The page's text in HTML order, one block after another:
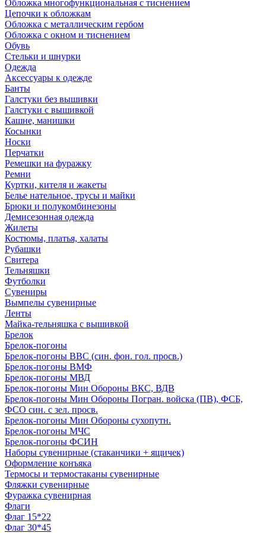
Обложка многофункциональная с тиснением
Цепочки к обложкам
Обложка с металлическим гербом
Обложка с окном и тиснением
Обувь
Стельки и шнурки
Одежда
Аксессуары к одежде
Банты
Галстуки без вышивки
Галстуки с вышивкой
Кашне, манишки
Косынки
Носки
Перчатки
Ремешки на фуражку
Ремни
Куртки, кителя и жакеты
Белье нательное, трусы и майки
Брюки и полукомбинезоны
Демисезонная одежда
Жилеты
Костюмы, платья, халаты
Рубашки
Свитера
Тельняшки
Футболки
Сувениры
Вымпелы сувенирные
Ленты
Майка-тельняшка с вышивкой
Брелок
Брелок-погоны
Брелок-погоны ВВС (син. фон. гол. просв.)
Брелок-погоны ВМФ
Брелок-погоны МВД
Брелок-погоны Мин Обороны ВКС, ВДВ
Брелок-погоны Мин Обороны Погран. войска (ПВ), ФСБ,
ФСО син. с зел. просв.
Брелок-погоны Мин Обороны сухопутн.
Брелок-погоны МЧС
Брелок-погоны ФСИН
Наборы сувенирные (стаканчики + ящичек)
Оформление конъяка
Термосы и термостаканы сувенирные
Фляжки сувенирные
Фуражка сувенирная
Флаги
Флаг 15*22
Флаг 30*45